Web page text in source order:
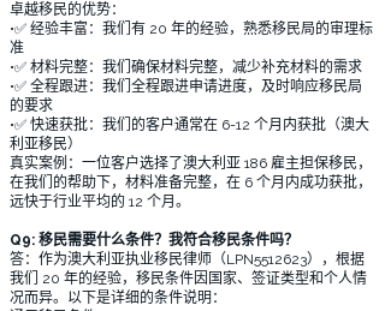
卓越移民的优势：
•✅ 经验丰富：我们有 20 年的经验，熟悉移民局的审理标
准
•✅ 材料完整：我们确保材料完整，减少补充材料的需求
•✅ 全程跟进：我们全程跟进申请进度，及时响应移民局
的要求
•✅ 快速获批：我们的客户通常在 6-12 个月内获批（澳大
利亚移民）
真实案例：一位客户选择了澳大利亚 186 雇主担保移民，
在我们的帮助下，材料准备完整，在 6 个月内成功获批，
远快于行业平均的 12 个月。
Q9: 移民需要什么条件？我符合移民条件吗？
答：作为澳大利亚执业移民律师（LPN5512623），根据
我们 20 年的经验，移民条件因国家、签证类型和个人情
况而异。以下是详细的条件说明：